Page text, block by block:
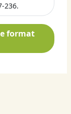
236.
format